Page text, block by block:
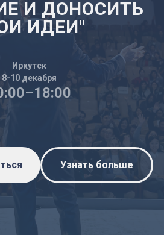
И ДОНОСИТЬ
ИДЕИ"
Иркутск
8-10 декабря
Узнать больше